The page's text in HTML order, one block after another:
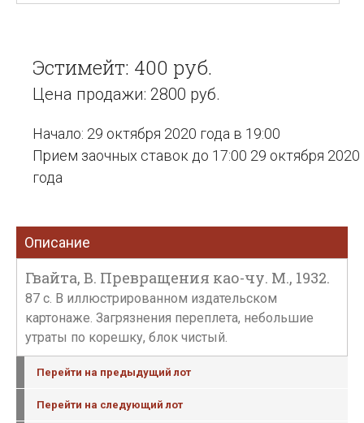
Эстимейт: 400 руб.
Цена продажи: 2800 руб.
Начало: 29 октября 2020 года в 19:00
Прием заочных ставок до 17:00 29 октября 2020
года
Описание
Гвайта, В. Превращения као-чу. М., 1932.
87 с. В иллюстрированном издательском
картонаже. Загрязнения переплета, небольшие
утраты по корешку, блок чистый.
Перейти на предыдущий лот
Перейти на следующий лот